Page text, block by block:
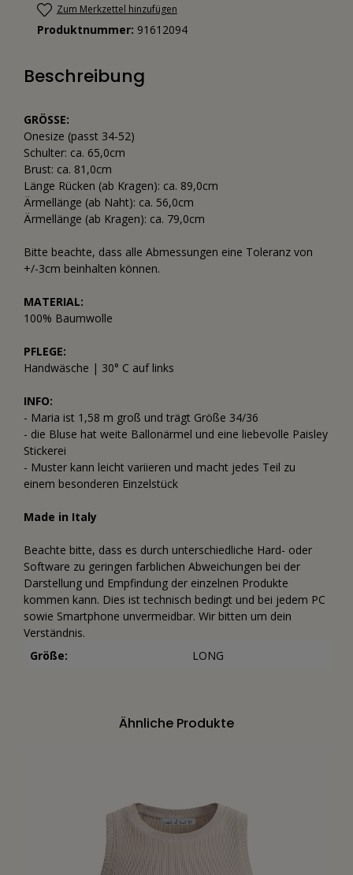
Zum Merkzettel hinzufügen
Produktnummer: 91612094
Beschreibung
GRÖSSE:
Onesize (passt 34-52)
Schulter: ca. 65,0cm
Brust: ca. 81,0cm
Länge Rücken (ab Kragen): ca. 89,0cm
Ärmellänge (ab Naht): ca. 56,0cm
Ärmellänge (ab Kragen): ca. 79,0cm
Bitte beachte, dass alle Abmessungen eine Toleranz von
+/-3cm beinhalten können.
MATERIAL:
100% Baumwolle
PFLEGE:
Handwäsche | 30° C auf links
INFO:
- Maria ist 1,58 m groß und trägt Größe 34/36
- die Bluse hat weite Ballonärmel und eine liebevolle Paisley
Stickerei
- Muster kann leicht variieren und macht jedes Teil zu
einem besonderen Einzelstück
Made in Italy
Beachte bitte, dass es durch unterschiedliche Hard- oder
Software zu geringen farblichen Abweichungen bei der
Darstellung und Empfindung der einzelnen Produkte
kommen kann. Dies ist technisch bedingt und bei jedem PC
sowie Smartphone unvermeidbar. Wir bitten um dein
Verständnis.
Größe:
LONG
Ähnliche Produkte